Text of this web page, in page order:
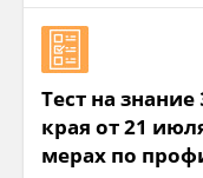
Тест на
края от 21
мерах по